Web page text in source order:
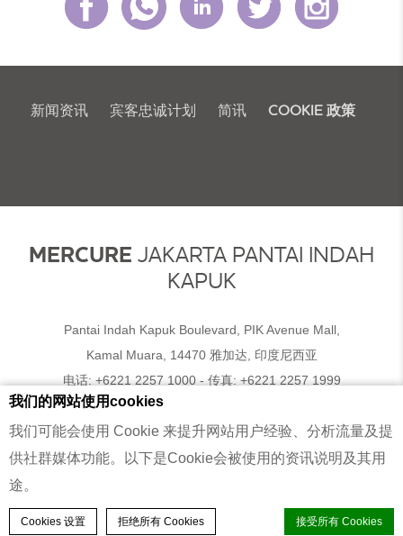
我们的网站使用cookies
我们可能会使用 Cookie 来提升网站用户经验、分析流量及提
供社群媒体功能。以下是Cookie会被使用的资讯说明及其用
途。
Cookies 设置 拒绝所有 Cookies 接受所有 Cookies
新闻资讯 宾客忠诚计划 简讯 COOKIE 政策
MERCURE JAKARTA PANTAI INDAH
KAPUK
Pantai Indah Kapuk Boulevard, PIK Avenue Mall,
Kamal Muara, 14470 雅加达, 印度尼西亚
电话:+6221 2257 1000- 传真:+6221 2257 1999
预订客房